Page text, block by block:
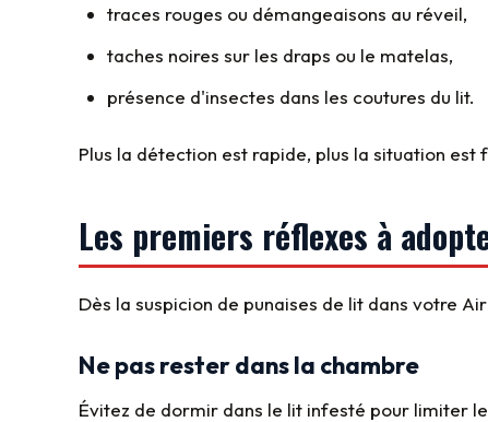
traces rouges ou démangeaisons au réveil,
taches noires sur les draps ou le matelas,
présence d'insectes dans les coutures du lit.
Plus la détection est rapide, plus la situation est
Les premiers réflexes à
Dès la suspicion de punaises de lit dans votre
Ne pas rester dans la chambre
Évitez de dormir dans le lit infesté pour limiter